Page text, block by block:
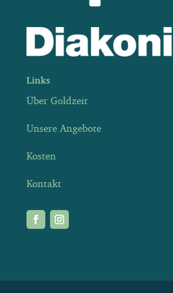
Links
Über Goldzeit
Unsere Angebote
Kosten
Kontakt